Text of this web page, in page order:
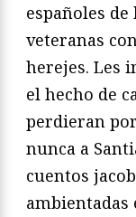
españoles
veteranas
herejes. Les
el hecho de
perdieran
nunca a
cuentos
ambientadas